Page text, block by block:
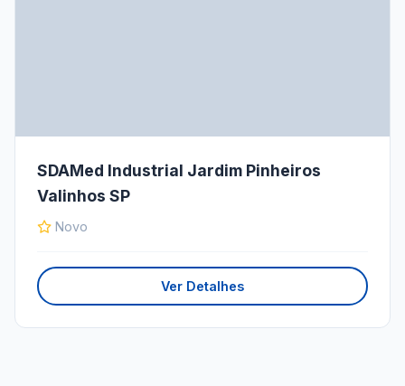
SDAMed Industrial Jardim Pinheiros
Valinhos SP
Novo
Ver Detalhes